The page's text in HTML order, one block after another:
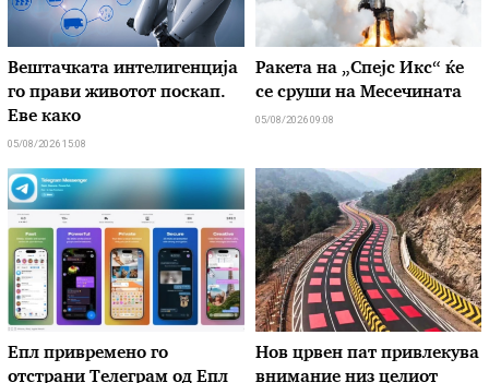
Вештачката интелигенција
го прави животот поскап.
Еве како
05/08/2026 15:08
Ракета на „Спејс Икс“ ќе
се сруши на Месечината
05/08/2026 09:08
Епл привремено го
отстрани Телеграм од Епл
Нов црвен пат привлекува
внимание низ целиот